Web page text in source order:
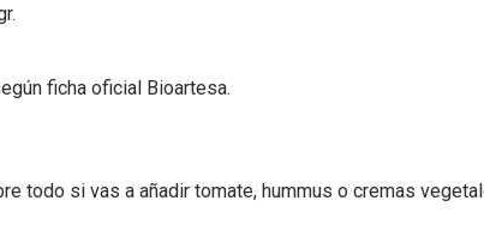
ficha oficial Bioartesa.
todo si vas a añadir tomate, hummus o cremas